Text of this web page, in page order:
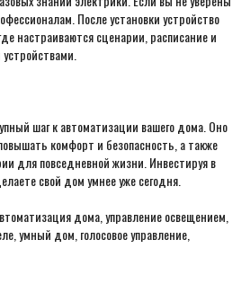
После установки устройство
настраиваются сценарии, расписание и
шаг к автоматизации вашего дома. Оно
комфорт и безопасность, а также
для повседневной жизни. Инвестируя в
свой дом умнее уже сегодня.
дома, управление освещением,
умный дом, голосовое управление,